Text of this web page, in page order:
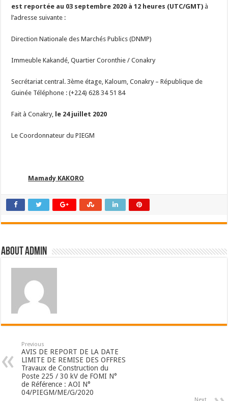
est reportée au 03 septembre 2020 à 12 heures (UTC/GMT) à
l’adresse suivante :
Direction Nationale des Marchés Publics (DNMP)
Immeuble Kakandé, Quartier Coronthie / Conakry
Secrétariat central. 3ème étage, Kaloum, Conakry – République de
Guinée Téléphone : (+224) 628 34 51 84
Fait à Conakry, le 24 juillet 2020
Le Coordonnateur du PIEGM
Mamady KAKORO
About admin
Previous
AVIS DE REPORT DE LA DATE
LIMITE DE REMISE DES OFFRES
Travaux de Construction du
Poste 225 / 30 kV de FOMI N°
de Référence : AOI N°
04/PIEGM/ME/G/2020